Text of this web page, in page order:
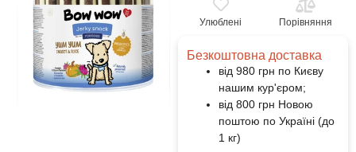
Улюблені Порівняння
Безкоштовна доставка
від 980 грн по Києву
нашим кур'єром;
від 800 грн Новою
поштою по Україні (до
1 кг)